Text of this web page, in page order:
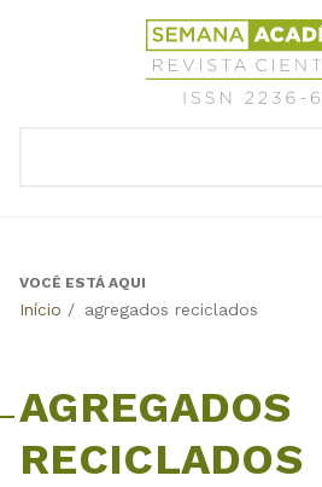
Revista
Científica
Semana
Back
VOCÊ ESTÁ AQUI
Início / agregados reciclados
AGREGADOS
RECICLADOS